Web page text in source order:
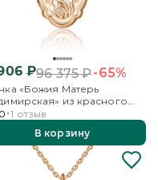
₽96 375₽-65%
«Божия Матерь
из красного
1 отзыв
В корзину